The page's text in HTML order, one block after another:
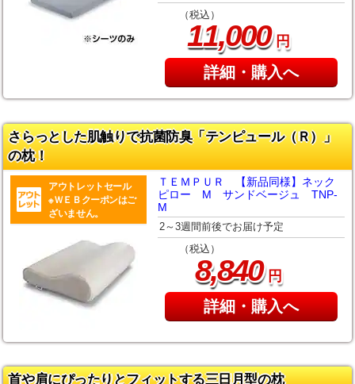
（税込）
11,000円
詳細・購入へ
さらっとした肌触りで抗菌防臭「テンピュール（Ｒ）」
の枕！
アウトレットセール
※ＷＥＢクーポンはご
ざいません。
ＴＥＭＰＵＲ 【新品同様】ネック
ピロー M サンドベージュ TNP-
M
2～3週間前後でお届け予定
（税込）
8,840円
詳細・購入へ
首や肩にぴったりとフィットする三日月型の枕